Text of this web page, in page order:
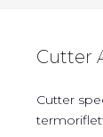
Cutter
Cutter